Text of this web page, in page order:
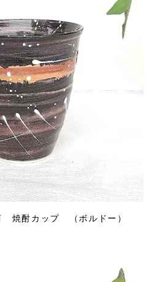
酎カップ （ボルドー）